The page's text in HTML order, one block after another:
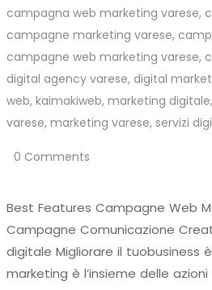
campagna web marketing varese,
campagne marketing varese,
campagne web marketing varese,
digital agency varese, digital
web, kaimakiweb, marketing digitale,
varese, marketing varese, servizi
0 Comments
Best Features Campagne Web
Campagne Comunicazione
digitale Migliorare il tuobusiness
marketing è l’insieme delle